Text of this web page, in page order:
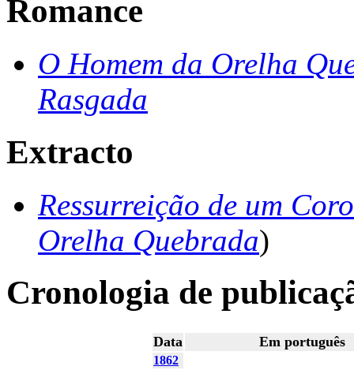
Romance
O Homem da Orelha
Rasgada
Extracto
Ressurreição de um
Orelha Quebrada)
Cronologia de
Data Em português
1862